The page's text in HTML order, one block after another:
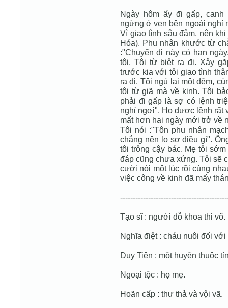
Ngày hôm ấy đi gấp,
ngừng ở ven bên ngoài nghỉ
Vì giao tình sâu đậm, nên
Hóa). Phu nhân khước từ
:"Chuyến đi này có hạn
tôi. Tôi từ biệt ra đi. Xảy
trước kia với tôi giao tình
ra đi. Tôi ngủ lại một đêm,
tôi từ giã mà về kinh. Tôi
phải đi gấp là sợ có lệnh
nghỉ ngơi". Họ được lệnh rất
mất hơn hai ngày mới trở về
Tôi nói :"Tôn phu nhân
chẳng nên lo sợ điều gì".
tôi trông cậy bác. Mẹ tôi
đáp cũng chưa xứng. Tôi sẽ
cười nói một lúc rồi cùng
việc công về kinh đã mấy
Tạo sĩ : người đỗ khoa thi võ.
Nghĩa điệt : cháu nuôi đối với
Duy Tiên : một huyện thuộc
Ngoại tộc : họ mẹ.
Hoãn cấp : thư thả và vội vã.